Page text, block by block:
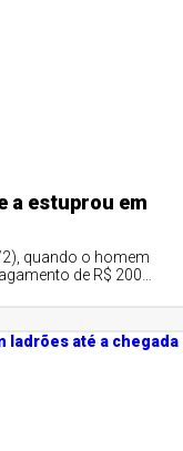
a estuprou em
quando o homem
de R$ 200